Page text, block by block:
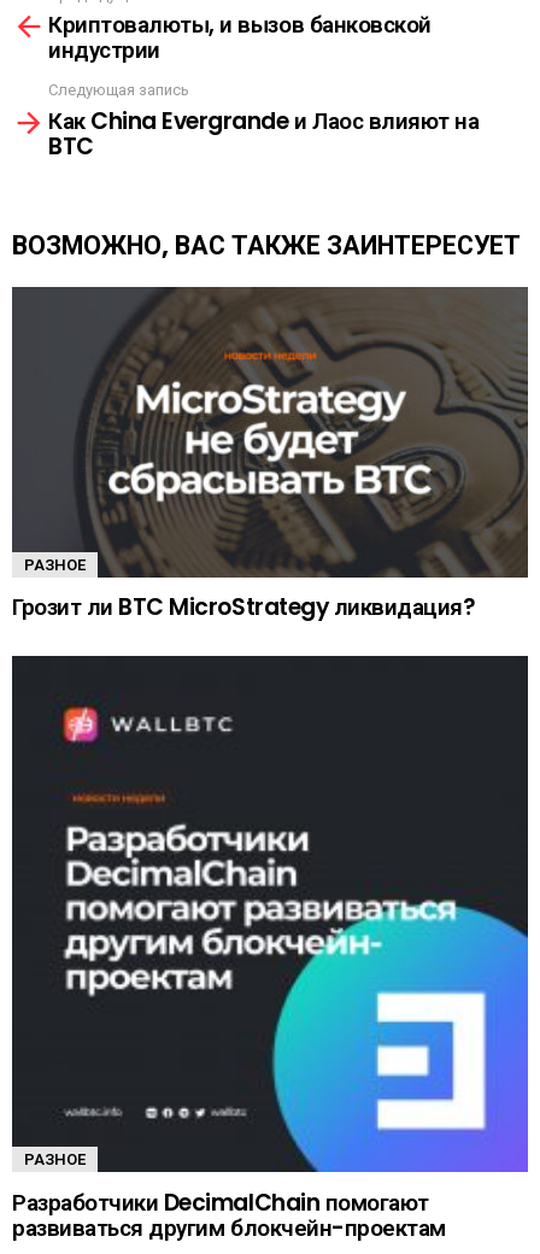
Л
К
А
м
е
щ
е
Криптовалюты, и вызов банковской
индустрии
Следующая запись
Как China Evergrande и Лаос влияют на
BTC
ВОЗМОЖНО, ВАС ТАКЖЕ ЗАИНТЕРЕСУЕТ
РАЗНОЕ
Грозит ли BTC MicroStrategy ликвидация?
РАЗНОЕ
Разработчики DecimalChain помогают
развиваться другим блокчейн-проектам